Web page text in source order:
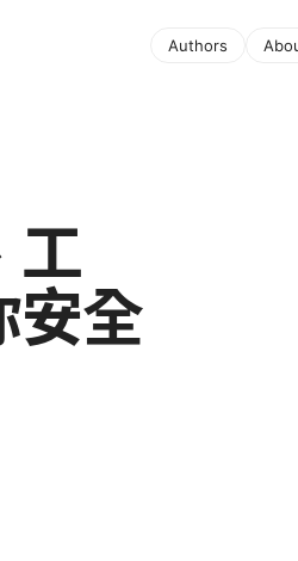
Authors
工
安全